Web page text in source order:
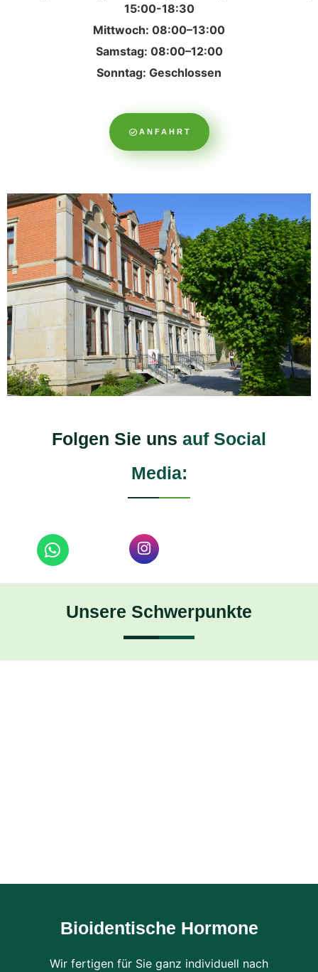
15:00-18:30
Mittwoch: 08:00–13:00
Samstag: 08:00–12:00
Sonntag: Geschlossen
ANFAHRT
Folgen Sie uns auf Social
Media:
Unsere Schwerpunkte
Bioidentische Hormone
Wir fertigen für Sie ganz individuell nach